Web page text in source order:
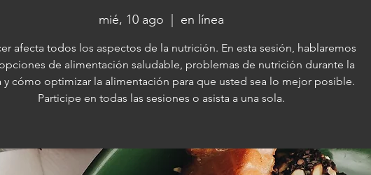
mié, 10 ago en línea
afecta todos los aspectos de la nutrición. En esta sesión, hablaremos
de alimentación saludable, problemas de nutrición durante la
y cómo optimizar la alimentación para que usted sea lo mejor posible.
Participe en todas las sesiones o asista a una sola.